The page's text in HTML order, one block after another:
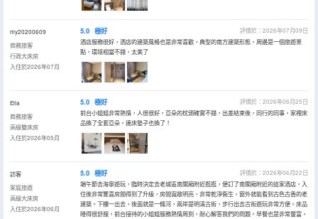
my20200609
商務旅客
行政大床房
入住於2026年07月
5.0 極好
評價於：2026年07月09日
酒店服務很好，酒店的建築風格也是非常喜歡，典型的南方建築形態，周邊是一個旅遊景
點，環境相當不錯，太美了
Ella
商務旅客
高級雙床房
入住於2026年05月
5.0 極好
評價於：2026年06月25日
前台小姐姐非常熱情，人很很好，亞朵的枕頭確實不錯，出差結束後，同行的同事，家裡床
品換了全套亞朵，連床墊子也換了！
訪客
家庭旅遊
高級大床房
入住於2026年06月
5.0 極好
評價於：2026年06月22日
端午節去海寧遊玩，臨時決定去老城區南關廂附近逛逛，便訂了南關廂附近的這家酒店，入
住後非常驚喜房間得到了升級，房間寬敞明亮，非常乾淨衞生，窗外就能看到古色古香的老
建築。下樓一出去，後面就是一條河，兩岸是明清古街，步行出去古街遊玩非常方便。床品
睡得很舒服，前台接待的小姐姐服務熱情周到，耐心解答我們的問題。早餐也是非常豐富，